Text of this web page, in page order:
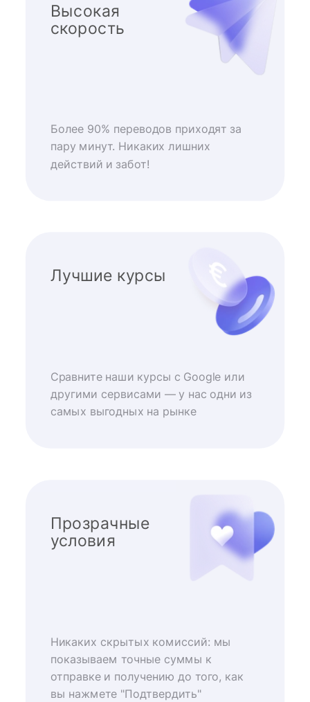
Высокая
скорость
Более 90% переводов приходят за
пару минут. Никаких лишних
действий и забот!
Лучшие курсы
Сравните наши курсы с Google или
другими сервисами — у нас одни из
самых выгодных на рынке
Прозрачные
условия
Никаких скрытых комиссий: мы
показываем точные суммы к
отправке и получению до того, как
вы нажмете "Подтвердить"